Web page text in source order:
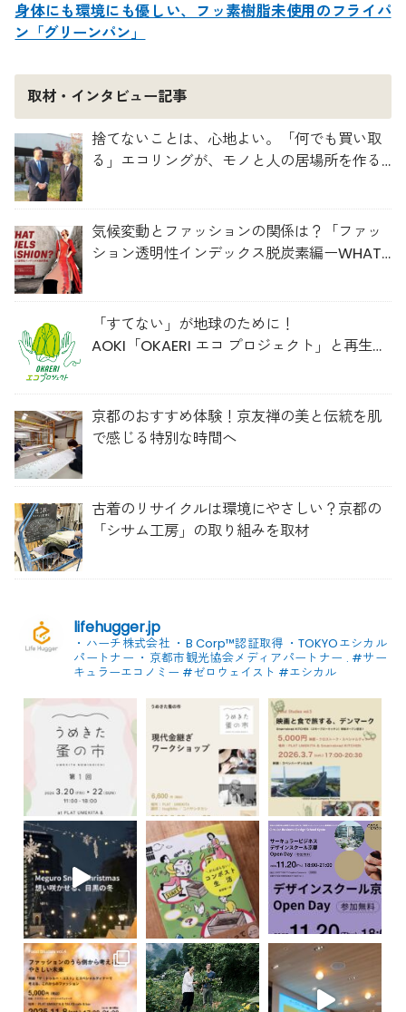
身体にも環境にも優しい、フッ素樹脂未使用のフライパ
ン「グリーンパン」
取材・インタビュー記事
捨てないことは、心地よい。「何でも買い取
る」エコリングが、モノと人の居場所を作る
気候変動とファッションの関係は？「ファッ
ション透明性インデックス脱炭素編ーWHAT
「すてない」が地球のために！
AOKI「OKAERI エコ プロジェクト」と再生ウ
京都のおすすめ体験！京友禅の美と伝統を肌
で感じる特別な時間へ
古着のリサイクルは環境にやさしい？京都の
「シサム工房」の取り組みを取材
lifehugger.jp
・ハーチ株式会社 ・B Corp™認証取得 ・TOKYOエシカル
パートナー ・京都市観光協会メディアパートナー . #サー
キュラーエコノミー #ゼロウェイスト #エシカル